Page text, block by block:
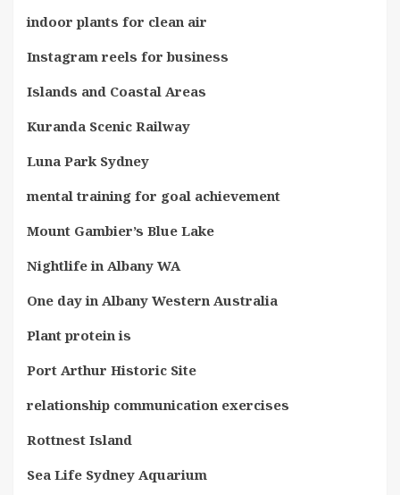
indoor plants for clean air
Instagram reels for business
Islands and Coastal Areas
Kuranda Scenic Railway
Luna Park Sydney
mental training for goal achievement
Mount Gambier’s Blue Lake
Nightlife in Albany WA
One day in Albany Western Australia
Plant protein is
Port Arthur Historic Site
relationship communication exercises
Rottnest Island
Sea Life Sydney Aquarium